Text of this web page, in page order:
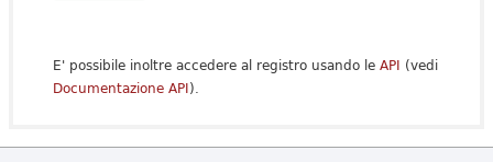
E' possibile inoltre accedere al registro usando le API (vedi
Documentazione API).